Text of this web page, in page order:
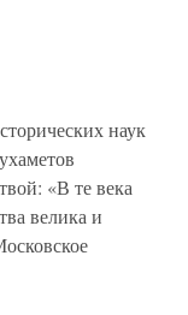
наук
«В те века
велика и